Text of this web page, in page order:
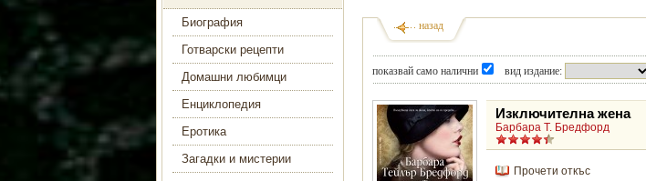
Биография
Готварски рецепти
Домашни любимци
Енциклопедия
Еротика
Загадки и мистерии
показвай само налични вид издание:
Изключителна жена
Барбара Т. Бредфорд
Прочети откъс
назад